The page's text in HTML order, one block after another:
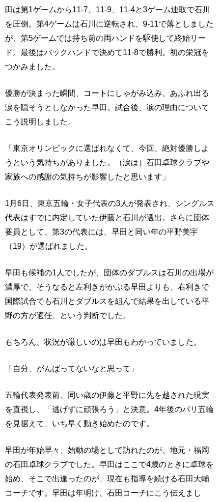
田は第1ゲームから11-7、11-9、11-4と3ゲーム連取で石川
を圧倒。第4ゲームは石川に逆転され、9-11で落としました
が、第5ゲームでは持ち前の両ハンドを駆使して終始リー
ド。最後はバックハンドで決めて11-8で勝利。初の栄冠を
つかみました。
優勝が決まった瞬間、コートにしゃがみ込み、あふれ出る
涙を隠そうとしなかった早田。試合後、涙の理由について
こう説明しました。
「東京オリンピックに選ばれなくて、今回、絶対優勝しよ
うという気持ちがありました。（涙は）石田卓球クラブや
家族への感謝の気持ちが影響したと思います」
1月6日、東京五輪・女子代表の3人が発表され、シングルス
代表はすでに内定していた伊藤と石川が選出。さらに団体
要員として、第3の代表には、早田と同い年の平野美宇
（19）が選ばれました。
早田も候補の1人でしたが、団体のダブルスは石川の出場が
濃厚で、そうなると左利きがかぶる早田よりも、右利きで
国際試合でも石川とダブルスを組んで結果を出している平
野の方が適任、という判断でした。
もちろん、状況が厳しいのは早田もわかっていました。
「自分、がんばってないなと思って」
五輪代表発表前、同い歳の伊藤と平野に先を越された現実
を直視し、「逃げずに頑張ろう」と決意。4年後のパリ五輪
を見据えて、いち早く動き始めたのです。
早田が年始早々、始動の場として訪れたのが、地元・福岡
の石田卓球クラブでした。早田はここで4歳のときに卓球を
始め、そこで出逢ったのが、現在も指導を続ける石田大輔
コーチです。早田は年明け、石田コーチにこう伝えまし